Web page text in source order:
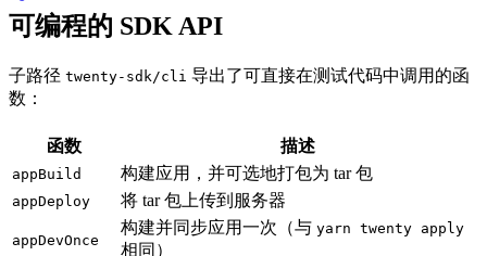
可编程的 SDK API
子路径 twenty-sdk/cli 导出了可直接在测试代码中调用的函
数：
函数 描述
appBuild 构建应用，并可选地打包为 tar 包
appDeploy 将 tar 包上传到服务器
appDevOnce
构建并同步应用一次（与 yarn twenty apply
相同）